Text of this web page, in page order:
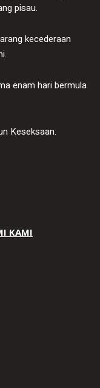
pisau.
kecederaan
enam hari bermula
Keseksaan.
KAMI